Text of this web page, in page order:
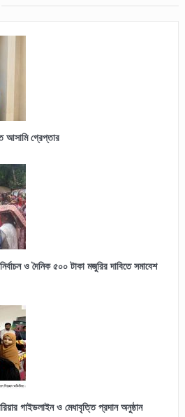
আসামি গ্রেপ্তার
ও দৈনিক ৫০০ টাকা মজুরির দাবিতে সমাবেশ
গাইডলাইন ও মেধাবৃত্তি প্রদান অনুষ্ঠান